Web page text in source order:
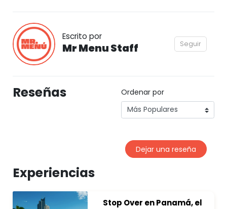
Escrito por
Mr Menu Staff Seguir
Reseñas Ordenar por
Dejar una reseña
Experiencias
Stop Over en Panamá, el